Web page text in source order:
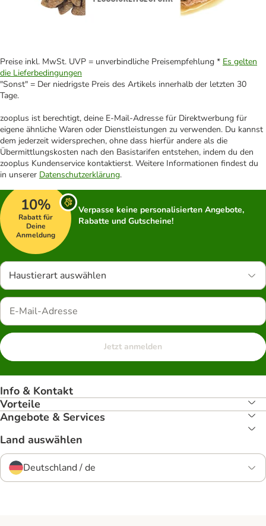
Preise inkl. MwSt. UVP = unverbindliche Preisempfehlung * Es gelten
die Lieferbedingungen
"Sonst" = Der niedrigste Preis des Artikels innerhalb der letzten 30
Tage.
zooplus ist berechtigt, deine E-Mail-Adresse für Direktwerbung für
eigene ähnliche Waren oder Dienstleistungen zu verwenden. Du kannst
dem jederzeit widersprechen, ohne dass hierfür andere als die
Übermittlungskosten nach den Basistarifen entstehen, indem du den
zooplus Kundenservice kontaktierst. Weitere Informationen findest du
in unserer Datenschutzerklärung.
10%
Rabatt für
Deine
Anmeldung
Verpasse keine personalisierten Angebote,
Rabatte und Gutscheine!
Haustierart auswählen
Jetzt anmelden
Info & Kontakt
Vorteile
Angebote & Services
Land auswählen
Deutschland / de